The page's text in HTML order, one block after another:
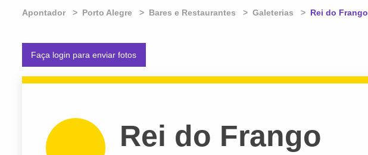
Apontador Porto Alegre Bares e Restaurantes Galeterias Atual:
Rei do Frango
Faça login para enviar fotos
Rei do Frango